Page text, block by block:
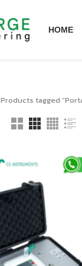
HOME
Products tagged